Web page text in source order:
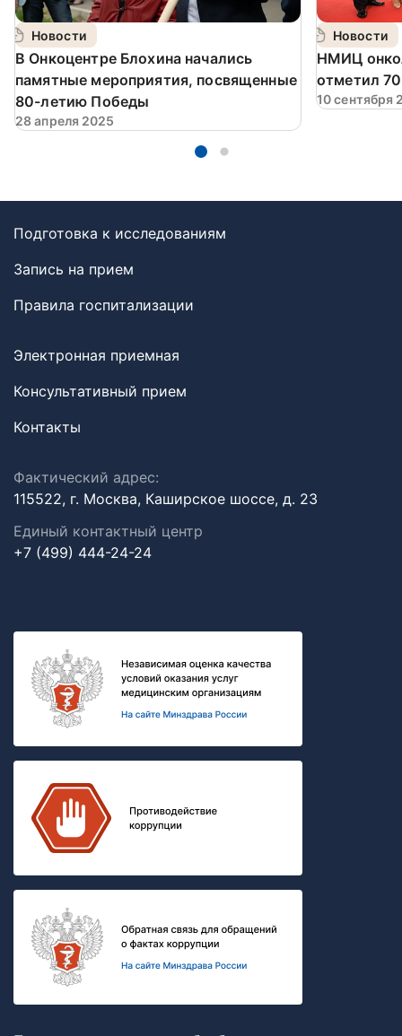
Новости
В Онкоцентре Блохина начались
памятные мероприятия, посвященные
80-летию Победы
28 апреля 2025
Новости
НМИЦ
отметил
10 сентября
Подготовка к исследованиям
Запись на прием
Правила госпитализации
Электронная приемная
Консультативный прием
Контакты
Фактический адрес:
115522, г. Москва, Каширское шоссе, д. 23
Единый контактный центр
+7 (499) 444-24-24